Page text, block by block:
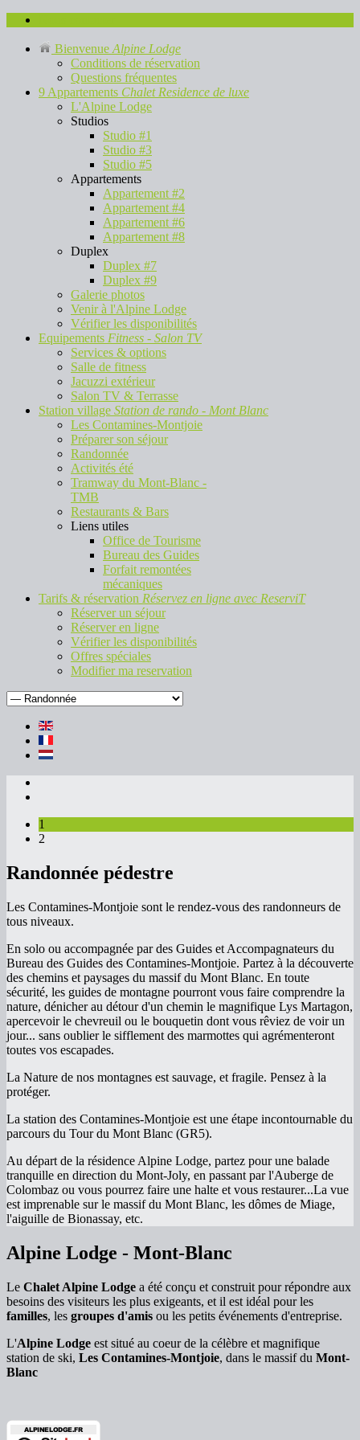
Bienvenue Alpine Lodge
Conditions de réservation
Questions fréquentes
9 Appartements Chalet Residence de luxe
L'Alpine Lodge
Studios
Studio #1
Studio #3
Studio #5
Appartements
Appartement #2
Appartement #4
Appartement #6
Appartement #8
Duplex
Duplex #7
Duplex #9
Galerie photos
Venir à l'Alpine Lodge
Vérifier les disponibilités
Equipements Fitness - Salon TV
Services & options
Salle de fitness
Jacuzzi extérieur
Salon TV & Terrasse
Station village Station de rando - Mont Blanc
Les Contamines-Montjoie
Préparer son séjour
Randonnée
Activités été
Tramway du Mont-Blanc -
TMB
Restaurants & Bars
Liens utiles
Office de Tourisme
Bureau des Guides
Forfait remontées
mécaniques
Tarifs & réservation Réservez en ligne avec ReserviT
Réserver un séjour
Réserver en ligne
Vérifier les disponibilités
Offres spéciales
Modifier ma reservation
1
2
Randonnée pédestre
Les Contamines-Montjoie sont le rendez-vous des randonneurs de
tous niveaux.
En solo ou accompagnée par des Guides et Accompagnateurs du
Bureau des Guides des Contamines-Montjoie. Partez à la découverte
des chemins et paysages du massif du Mont Blanc. En toute
sécurité, les guides de montagne pourront vous faire comprendre la
nature, dénicher au détour d'un chemin le magnifique Lys Martagon,
apercevoir le chevreuil ou le bouquetin dont vous rêviez de voir un
jour... sans oublier le sifflement des marmottes qui agrémenteront
toutes vos escapades.
La Nature de nos montagnes est sauvage, et fragile. Pensez à la
protéger.
La station des Contamines-Montjoie est une étape incontournable du
parcours du Tour du Mont Blanc (GR5).
Au départ de la résidence Alpine Lodge, partez pour une balade
tranquille en direction du Mont-Joly, en passant par l'Auberge de
Colombaz ou vous pourrez faire une halte et vous restaurer...La vue
est imprenable sur le massif du Mont Blanc, les dômes de Miage,
l'aiguille de Bionassay, etc.
Alpine Lodge - Mont-Blanc
Le Chalet Alpine Lodge a été conçu et construit pour répondre aux
besoins des visiteurs les plus exigeants, et il est idéal pour les
familles, les groupes d'amis ou les petits événements d'entreprise.
L'Alpine Lodge est situé au coeur de la célèbre et magnifique
station de ski, Les Contamines-Montjoie, dans le massif du Mont-
Blanc